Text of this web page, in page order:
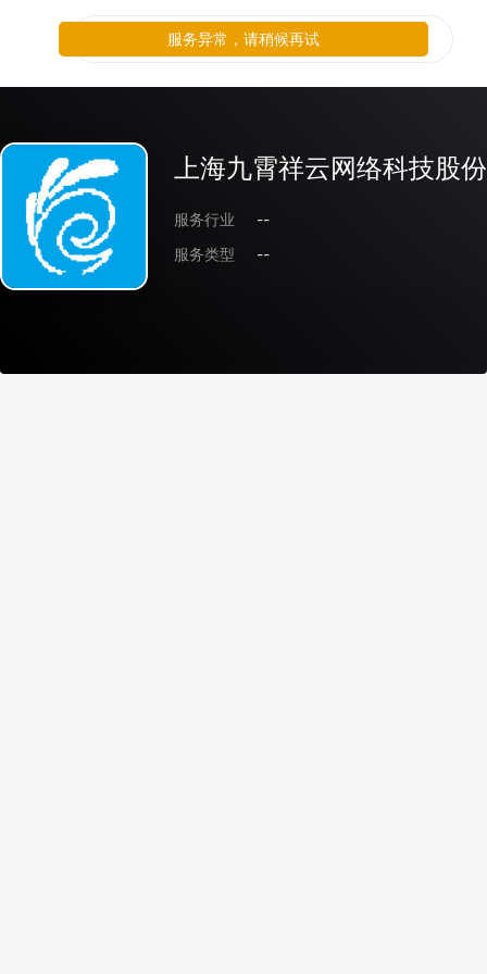
上海九霄祥云网络科技股
服务行业
--
服务类型
--
服务异常，请稍候再试